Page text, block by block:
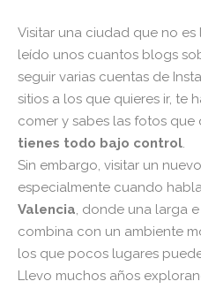
Visitar una ciudad que no
leído unos cuantos blogs
seguir varias cuentas de
sitios a los que quieres ir, te
comer y sabes las fotos que
tienes todo bajo control.
Sin embargo, visitar un
especialmente cuando
Valencia, donde una larga
combina con un ambiente
los que pocos lugares
Llevo muchos años